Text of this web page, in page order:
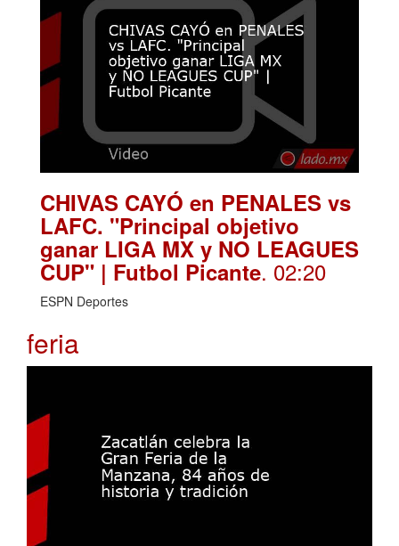
CHIVAS CAYÓ en PENALES vs
LAFC. "Principal objetivo
ganar LIGA MX y NO LEAGUES
CUP" | Futbol Picante. 02:20
ESPN Deportes
feria